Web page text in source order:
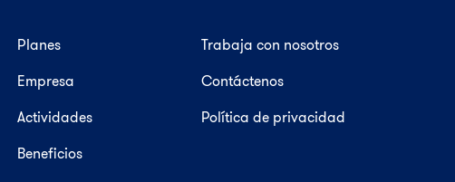
Planes
Empresa
Actividades
Beneficios
Trabaja con nosotros
Contáctenos
Política de privacidad